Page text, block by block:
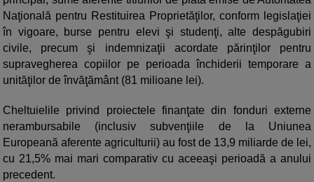
Naţională pentru Restituirea Proprietăţilor, conform legislaţiei
în vigoare, burse pentru elevi şi studenţi, alte despăgubiri
civile, precum şi indemnizaţii acordate părinţilor pentru
supravegherea copiilor pe perioada închiderii temporare a
unităţilor de învăţământ (81 milioane lei).
Cheltuielile privind proiectele finanţate din fonduri externe
nerambursabile (inclusiv subvenţiile de la Uniunea
Europeană aferente agriculturii) au fost de 13,9 miliarde de lei,
cu 21,5% mai mari comparativ cu aceeaşi perioadă a anului
precedent.